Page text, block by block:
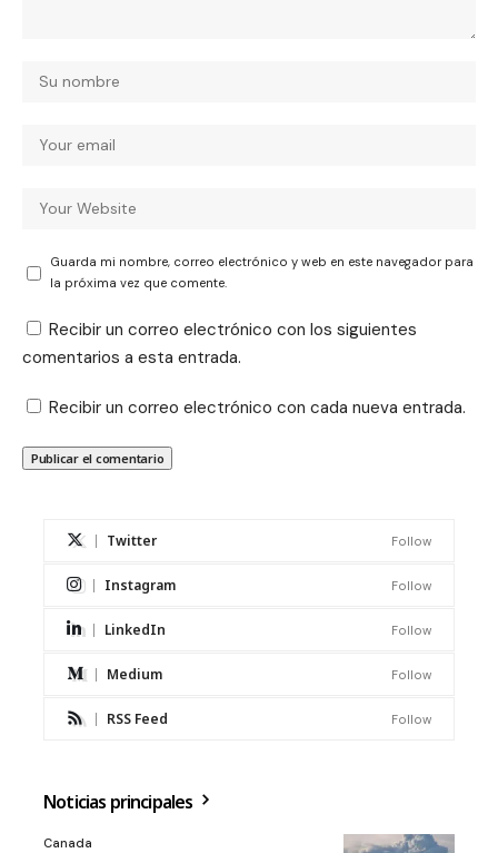
Guarda mi nombre, correo electrónico y web en este navegador para
la próxima vez que comente.
Recibir un correo electrónico con los siguientes
comentarios a esta entrada.
Recibir un correo electrónico con cada nueva entrada.
Twitter Follow
Instagram Follow
LinkedIn Follow
Medium Follow
RSS Feed Follow
Noticias principales
Canada